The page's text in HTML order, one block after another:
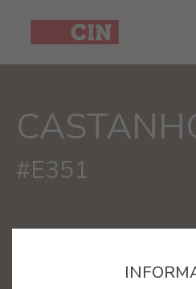
Cor
Castanho
para
interiores
#E351